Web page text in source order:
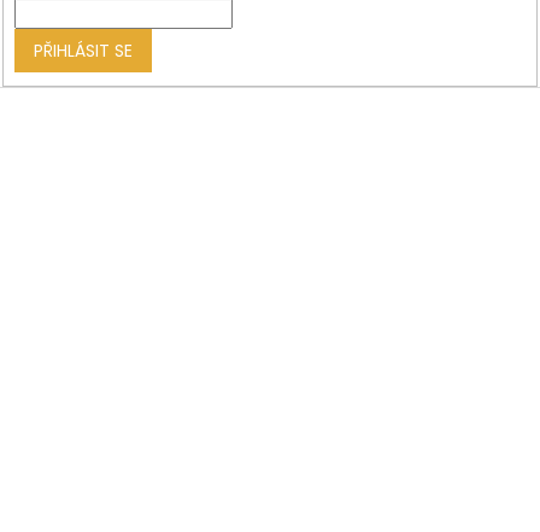
PŘIHLÁSIT SE